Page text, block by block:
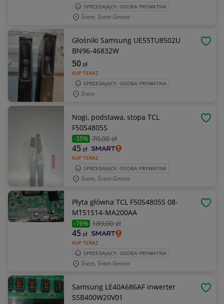
SPRZEDAJĄCY: OSOBA PRYWATNA
Śrem, Śrem Gmina
Głośniki Samsung UE55TU8502U
BN96-46832W
KUP TERAZ
50zł
SPRZEDAJĄCY: OSOBA PRYWATNA
Śrem
Nogi, podstawa, stopa TCL
F50S4805S
-35% 70,00 zł
KUP TERAZ
45zł
SPRZEDAJĄCY: OSOBA PRYWATNA
Śrem, Śrem Gmina
Płyta główna TCL F50S4805S 08-
MT51S14-MA200AA
-76% 189,00 zł
KUP TERAZ
45zł
SPRZEDAJĄCY: OSOBA PRYWATNA
Śrem, Śrem Gmina
Samsung LE40A686AF inwerter
SSB400W20V01